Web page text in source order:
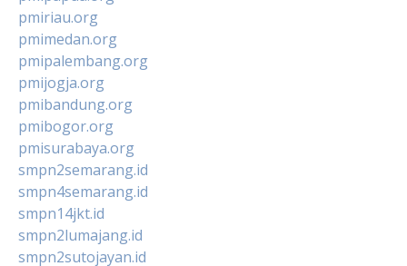
pmiriau.org
pmimedan.org
pmipalembang.org
pmijogja.org
pmibandung.org
pmibogor.org
pmisurabaya.org
smpn2semarang.id
smpn4semarang.id
smpn14jkt.id
smpn2lumajang.id
smpn2sutojayan.id